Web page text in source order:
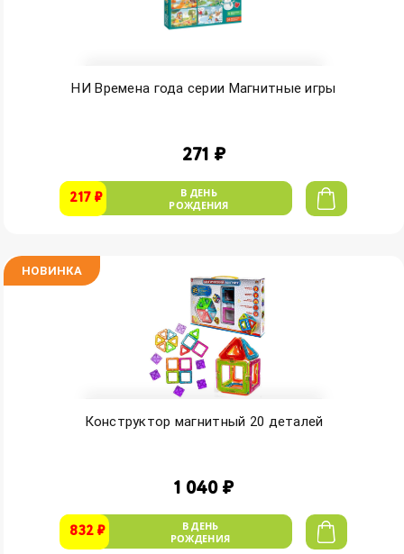
НИ Времена года серии Магнитные игры
271 ₽
217 ₽
В ДЕНЬ
РОЖДЕНИЯ
НОВИНКА
Конструктор магнитный 20 деталей
1 040 ₽
832 ₽
В ДЕНЬ
РОЖДЕНИЯ